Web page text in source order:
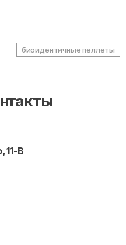
биоидентичные пеллеты
11-В